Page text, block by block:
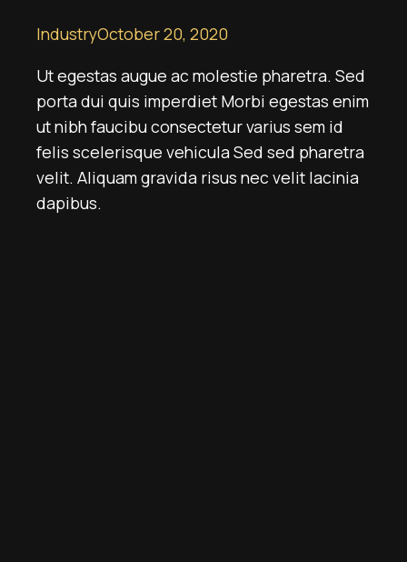
IndustryOctober 20, 2020
Ut egestas augue ac molestie pharetra. Sed
porta dui quis imperdiet Morbi egestas enim
ut nibh faucibu consectetur varius sem id
felis scelerisque vehicula Sed sed pharetra
velit. Aliquam gravida risus nec velit lacinia
dapibus.